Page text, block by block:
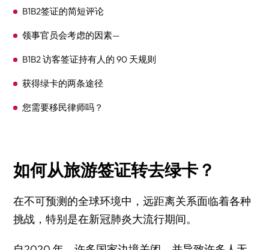
B1B2签证的简短评论
领事官员会考虑的因素—
B1B2 访客签证持有人的 90 天规则
获得绿卡的两条途径
您需要移民律师吗？
如何从旅游签证转去绿卡？
在不可预测的全球环境中，远距离关系面临着各种
挑战，特别是在新冠肺炎大流行期间。